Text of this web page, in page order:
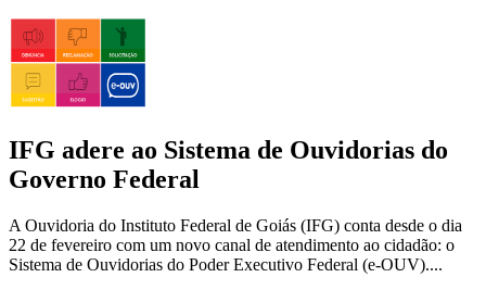
IFG adere ao Sistema de Ouvidorias do
Governo Federal
A Ouvidoria do Instituto Federal de Goiás (IFG) conta desde o dia
22 de fevereiro com um novo canal de atendimento ao cidadão: o
Sistema de Ouvidorias do Poder Executivo Federal (e-OUV)....